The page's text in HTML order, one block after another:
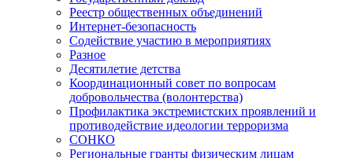
Реестр общественных объединений
Интернет-безопасность
Содействие участию в мероприятиях
Разное
Десятилетие детства
Координационный совет по вопросам
добровольчества (волонтерства)
Профилактика экстремистских проявлений и
противодействие идеологии терроризма
СОНКО
Региональные гранты физическим лицам